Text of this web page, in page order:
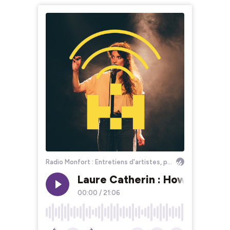
Radio Monfort : Entretiens d'artistes, par Louisa Léo
Laure Catherin : Howl 2122 &
00:00 / 21:06